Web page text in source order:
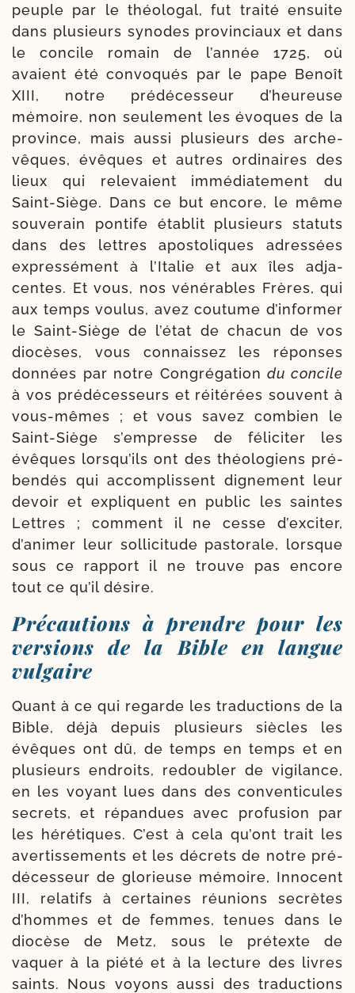
peuple par le théo­lo­gal, fut trai­té ensuite
dans plu­sieurs synodes pro­vin­ciaux et dans
le concile romain de l’année 1725, où
avaient été convo­qués par le pape Benoît
XIII, notre pré­dé­ces­seur d’heureuse
mémoire, non seule­ment les évoques de la
pro­vince, mais aus­si plu­sieurs des arche­
vêques, évêques et autres ordi­naires des
lieux qui rele­vaient im­médiatement du
Saint-​Siège. Dans ce but encore, le même
sou­ve­rain pon­tife éta­blit plu­sieurs sta­tuts
dans des lettres apos­to­liques adres­sées
expres­sément à l’Italie et aux îles adja­
centes. Et vous, nos véné­rables Frères, qui
aux temps vou­lus, avez cou­tume d’informer
le Saint-​Siège de l’état de cha­cun de vos
dio­cèses, vous connais­sez les réponses
don­nées par notre Congrégationdu concile
à vos pré­dé­ces­seurs et réité­rées sou­vent à
vous-​mêmes ; et vous savez com­bien le
Saint-​Siège s’empresse de féli­ci­ter les
évêques lorsqu’ils ont des théo­lo­giens pré­
ben­dés qui accom­plissent digne­ment leur
devoir et expliquent en public les saintes
Lettres ; com­ment il ne cesse d’ex­ci­ter,
d’animer leur sol­li­ci­tude pas­to­rale, lorsque
sous ce rap­port il ne trouve pas encore
tout ce qu’il désire.
Précautions à prendre pour les
versions de la Bible en langue
vulgaire
Quant à ce qui regarde les tra­duc­tions de la
Bible, déjà depuis plu­sieurs siècles les
évêques ont dû, de temps en temps et en
plu­sieurs en­droits, redou­bler de vigi­lance,
en les voyant lues dans des conven­ti­cules
secrets, et répan­dues avec pro­fu­sion par
les héré­tiques. C’est à cela qu’ont trait les
aver­tis­se­ments et les décrets de notre pré­
dé­ces­seur de glo­rieuse mémoire, Innocent
III, rela­tifs à cer­taines réunions secrètes
d’hommes et de femmes, tenues dans le
dio­cèse de Metz, sous le pré­texte de
vaquer à la pié­té et à la lec­ture des livres
saints. Nous voyons aus­si des traduc­tions